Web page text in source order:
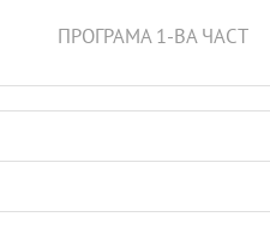
ПРОГРАМА 1-ВА ЧАСТ